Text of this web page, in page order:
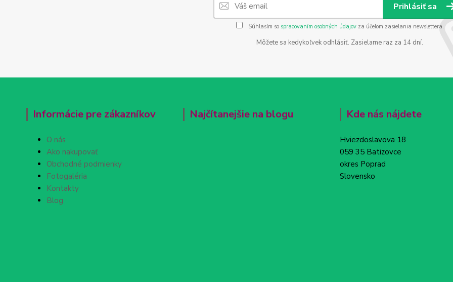
Prihlásiť sa
Súhlasím so spracovaním osobných údajovza účelom zasielania newslettera.
Môžete sa kedykoľvek odhlásiť. Zasielame raz za 14 dní.
Informácie pre zákazníkov
O nás
Ako nakupovať
Obchodné podmienky
Fotogaléria
Kontakty
Blog
Najčítanejšie na blogu Kde nás nájdete
Hviezdoslavova 18
059 35 Batizovce
okres Poprad
Slovensko